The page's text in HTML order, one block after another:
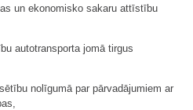
un ekonomisko sakaru attīstību
autotransporta jomā tirgus
nolīgumā par pārvadājumiem ar